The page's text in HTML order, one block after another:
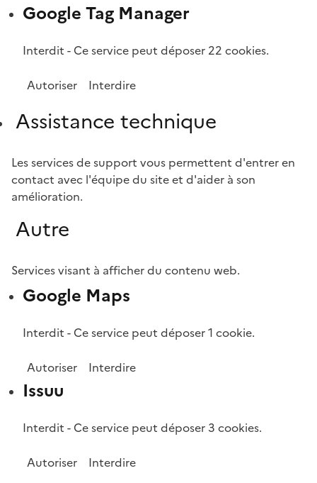
Google Tag Manager
Interdit - Ce service peut déposer 22 cookies.
Autoriser Interdire
Assistance technique
Les services de support vous permettent d'entrer en
contact avec l'équipe du site et d'aider à son
amélioration.
Autre
Services visant à afficher du contenu web.
Google Maps
Interdit - Ce service peut déposer 1 cookie.
Autoriser Interdire
Issuu
Interdit - Ce service peut déposer 3 cookies.
Autoriser Interdire